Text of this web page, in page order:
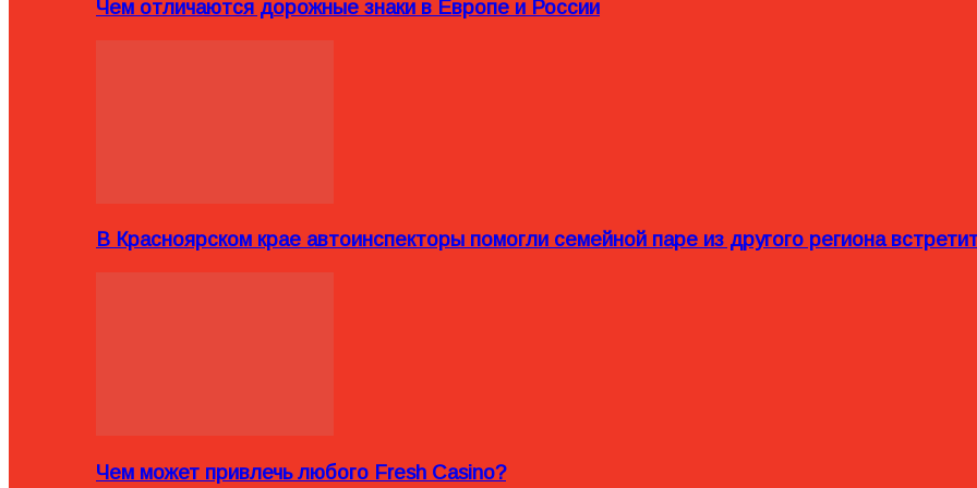
Чем отличаются дорожные знаки в Европе и России
В Красноярском крае автоинспекторы помогли семейной паре из другого региона
Чем может привлечь любого Fresh Casino?